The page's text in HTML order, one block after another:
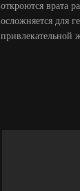
откроются врата
осложняется для
привлекательной